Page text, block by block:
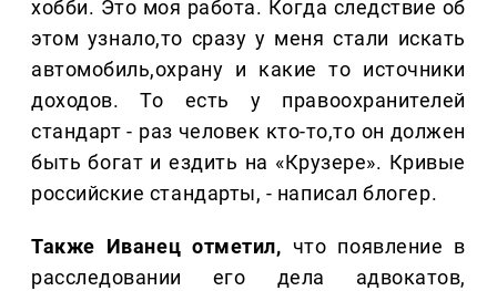
хобби. Это моя работа. Когда следствие об
этом узнало,то сразу у меня стали искать
автомобиль,охрану и какие то источники
доходов. То есть у правоохранителей
стандарт - раз человек кто-то,то он должен
быть богат и ездить на «Крузере». Кривые
российские стандарты, - написал блогер.
Также Иванец отметил, что появление в
расследовании его дела адвокатов,